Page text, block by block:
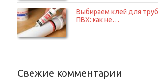
Выбираем клей для труб
ПВХ: как не…
Свежие комментарии